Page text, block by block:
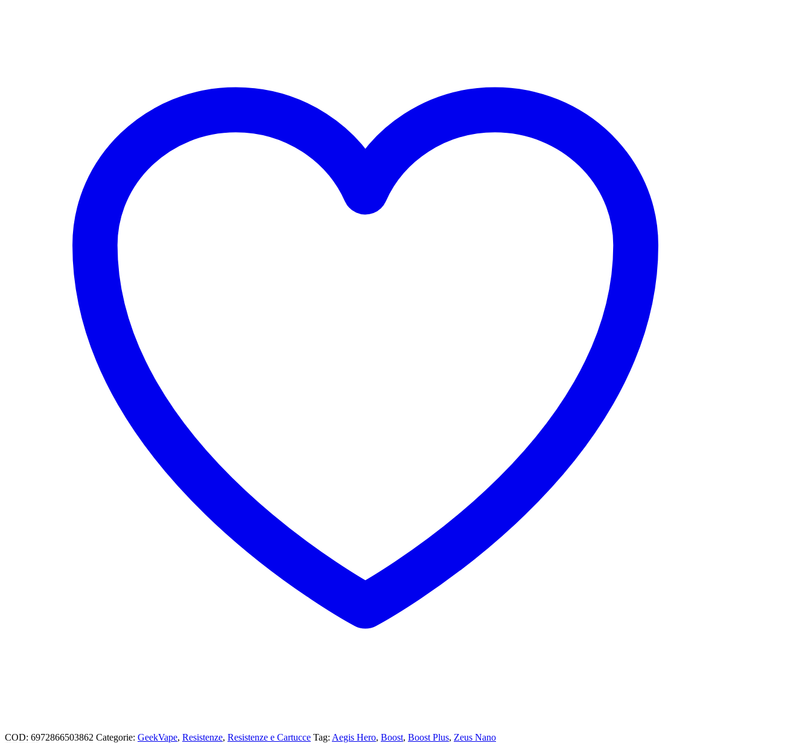
COD: 6972866503862 Categorie: GeekVape, Resistenze, Resistenze e Cartucce Tag: Aegis Hero, Boost, Boost Plus, Zeus Nano